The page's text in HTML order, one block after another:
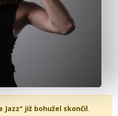
Jazz" již bohužel skončil.